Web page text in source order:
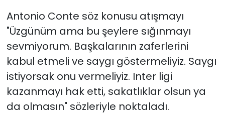
Antonio Conte söz konusu atışmayı
"Üzgünüm ama bu şeylere sığınmayı
sevmiyorum. Başkalarının zaferlerini
kabul etmeli ve saygı göstermeliyiz. Saygı
istiyorsak onu vermeliyiz. Inter ligi
kazanmayı hak etti, sakatlıklar olsun ya
da olmasın" sözleriyle noktaladı.